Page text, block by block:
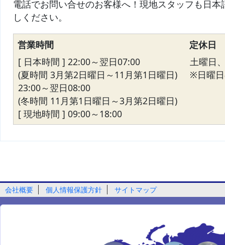
電話でお問い合せのお客様へ！現地スタッフも日
しください。
営業時間
定休日
[ 日本時間 ] 22:00～翌日07:00
(夏時間 3月第2日曜日～11月第1日曜日)
23:00～翌日08:00
(冬時間 11月第1日曜日～3月第2日曜日)
[ 現地時間 ] 09:00～18:00
土曜日
※日曜
会社概要 個人情報保護方針 サイトマップ